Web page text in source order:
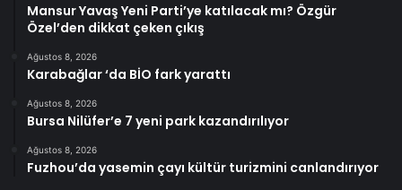
Mansur Yavaş Yeni Parti’ye katılacak mı? Özgür
Özel’den dikkat çeken çıkış
Ağustos 8, 2026
Karabağlar ‘da BİO fark yarattı
Ağustos 8, 2026
Bursa Nilüfer’e 7 yeni park kazandırılıyor
Ağustos 8, 2026
Fuzhou’da yasemin çayı kültür turizmini canlandırıyor